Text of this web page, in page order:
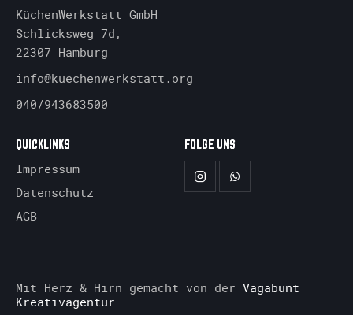
KüchenWerkstatt GmbH
Schlicksweg 7d,
22307 Hamburg
info@kuechenwerkstatt.org
040/943683500
QUICKLINKS
Impressum
Datenschutz
AGB
FOLGE UNS
Mit Herz & Hirn gemacht von der Vagabunt
Kreativagentur